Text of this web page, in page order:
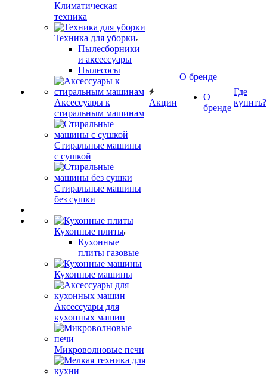
Климатическая
техника
Техника для уборки
Пылесборники
и аксессуары
Пылесосы
Аксессуары к
стиральным машинам
Стиральные машины
с сушкой
Стиральные машины
без сушки
Кухонные плиты
Кухонные
плиты газовые
Кухонные машины
Аксессуары для
кухонных машин
Микроволновые печи
Акции
О бренде
О
бренде
Где
купить?